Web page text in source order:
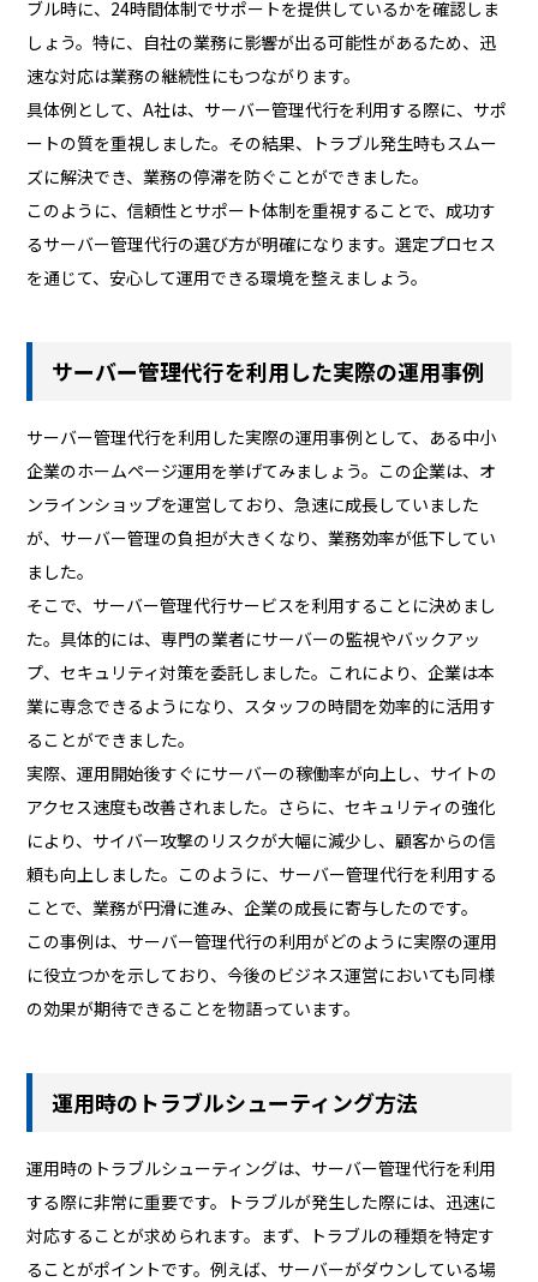
ブル時に、24時間体制でサポートを提供しているかを確認しま
しょう。特に、自社の業務に影響が出る可能性があるため、迅
速な対応は業務の継続性にもつながります。
具体例として、A社は、サーバー管理代行を利用する際に、サポ
ートの質を重視しました。その結果、トラブル発生時もスムー
ズに解決でき、業務の停滞を防ぐことができました。
このように、信頼性とサポート体制を重視することで、成功す
るサーバー管理代行の選び方が明確になります。選定プロセス
を通じて、安心して運用できる環境を整えましょう。
サーバー管理代行を利用した実際の運用事例
サーバー管理代行を利用した実際の運用事例として、ある中小
企業のホームページ運用を挙げてみましょう。この企業は、オ
ンラインショップを運営しており、急速に成長していました
が、サーバー管理の負担が大きくなり、業務効率が低下してい
ました。
そこで、サーバー管理代行サービスを利用することに決めまし
た。具体的には、専門の業者にサーバーの監視やバックアッ
プ、セキュリティ対策を委託しました。これにより、企業は本
業に専念できるようになり、スタッフの時間を効率的に活用す
ることができました。
実際、運用開始後すぐにサーバーの稼働率が向上し、サイトの
アクセス速度も改善されました。さらに、セキュリティの強化
により、サイバー攻撃のリスクが大幅に減少し、顧客からの信
頼も向上しました。このように、サーバー管理代行を利用する
ことで、業務が円滑に進み、企業の成長に寄与したのです。
この事例は、サーバー管理代行の利用がどのように実際の運用
に役立つかを示しており、今後のビジネス運営においても同様
の効果が期待できることを物語っています。
運用時のトラブルシューティング方法
運用時のトラブルシューティングは、サーバー管理代行を利用
する際に非常に重要です。トラブルが発生した際には、迅速に
対応することが求められます。まず、トラブルの種類を特定す
ることがポイントです。例えば、サーバーがダウンしている場